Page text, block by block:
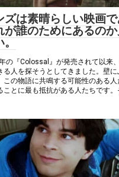
ズは素晴らしい映画
が誰のためにあるの
。
の『Colossal』が発売されて以来
る人を探そうとしてきました。壁
この物語に共鳴する可能性のある
ことに最も抵抗がある人たちです。